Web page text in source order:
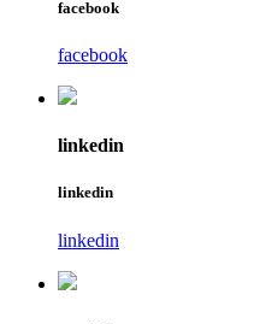
facebook
facebook
linkedin
linkedin
linkedin